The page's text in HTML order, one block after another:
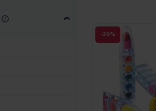
-20%